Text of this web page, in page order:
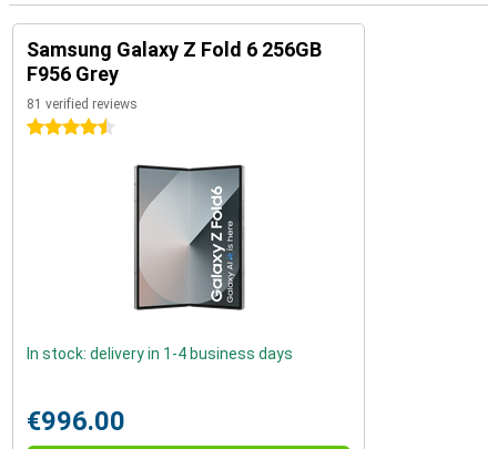
Samsung Galaxy Z Fold 6 256GB
F956 Grey
81 verified reviews
4.5 stars
In stock: delivery in 1-4 business days
€996.00